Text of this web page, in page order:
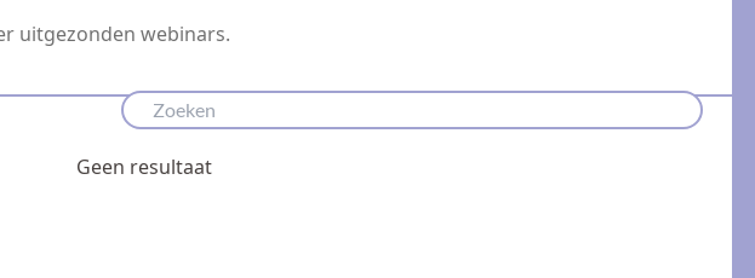
uitgezonden webinars.
Geen resultaat